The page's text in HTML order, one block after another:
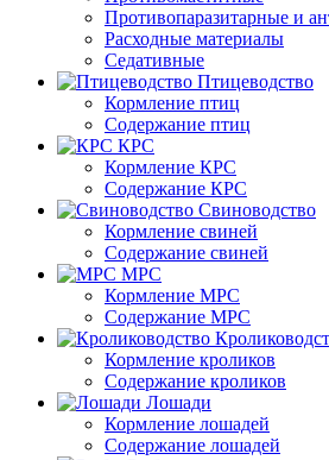
Противопаразитарные и
Расходные материалы
Седативные
Птицеводство
Кормление птиц
Содержание птиц
КРС
Кормление КРС
Содержание КРС
Свиноводство
Кормление свиней
Содержание свиней
МРС
Кормление МРС
Содержание МРС
Кормление кроликов
Содержание кроликов
Лошади
Кормление лошадей
Содержание лошадей